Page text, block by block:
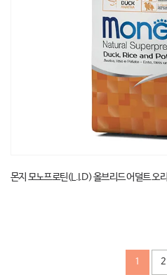
몬지 모노프로틴(L.I.D) 올브리드 어덜트 오리
1 2